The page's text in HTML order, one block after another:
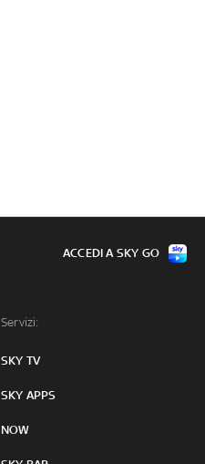
Servizi:
SKY TV
SKY APPS
NOW
ACCEDI A SKY GO